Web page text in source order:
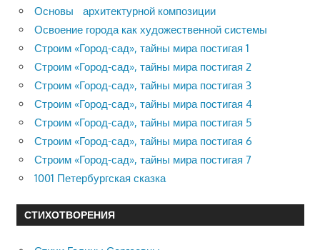
Основы архитектурной композиции
Освоение города как художественной системы
Строим «Город-сад», тайны мира постигая 1
Строим «Город-сад», тайны мира постигая 2
Строим «Город-сад», тайны мира постигая 3
Строим «Город-сад», тайны мира постигая 4
Строим «Город-сад», тайны мира постигая 5
Строим «Город-сад», тайны мира постигая 6
Строим «Город-сад», тайны мира постигая 7
1001 Петербургская сказка
СТИХОТВОРЕНИЯ